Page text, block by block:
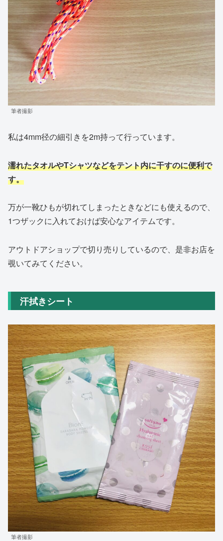
筆者撮影
私は4mm径の細引きを2m持って行っています。
濡れたタオルやTシャツなどをテント内に干すのに便利で
す。
万が一靴ひもが切れてしまったときなどにも使えるので、
1つザックに入れておけば安心なアイテムです。
アウトドアショップで切り売りしているので、是非お店を
覗いてみてください。
汗拭きシート
筆者撮影